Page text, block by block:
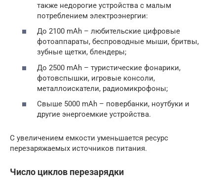
также недорогие устройства с малым
потреблением электроэнергии:
До 2100 mAh – любительские цифровые
фотоаппараты, беспроводные мыши, бритвы,
зубные щетки, блендеры;
До 2500 mAh – туристические фонарики,
фотовспышки, игровые консоли,
металлоискатели, радиомикрофоны;
Свыше 5000 mAh – повербанки, ноутбуки и
другие энергоемкие устройства.
С увеличением емкости уменьшается ресурс
перезаряжаемых источников питания.
Число циклов перезарядки